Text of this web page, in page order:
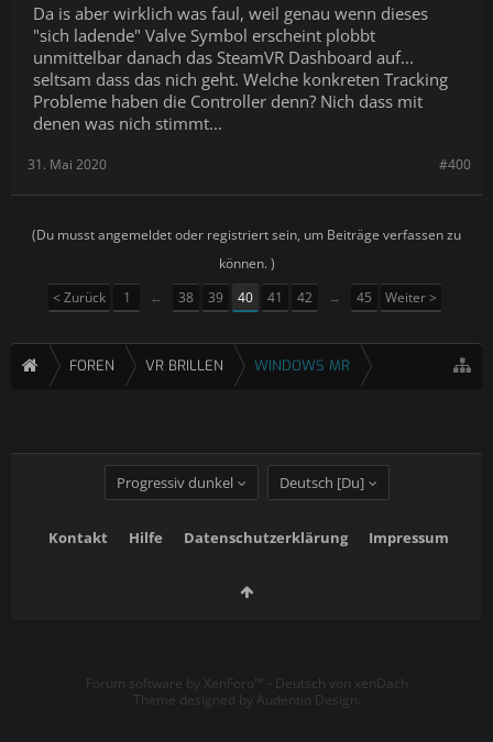
Da is aber wirklich was faul, weil genau wenn dieses
"sich ladende" Valve Symbol erscheint plobbt
unmittelbar danach das SteamVR Dashboard auf...
seltsam dass das nich geht. Welche konkreten Tracking
Probleme haben die Controller denn? Nich dass mit
denen was nich stimmt...
#400
31. Mai 2020
(Du musst angemeldet oder registriert sein, um Beiträge verfassen zu
können. )
< Zurück
1 ← 38 39 40 41 42 → 45 Weiter >
FOREN VR BRILLEN WINDOWS MR
Progressiv dunkel Deutsch [Du]
Kontakt Hilfe Datenschutzerklärung Impressum
Forum software by XenForo™ - Deutsch von xenDach
Theme designed by Audentio Design.